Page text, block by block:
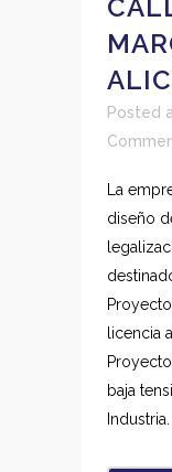
Posted
La
diseño
licencia
baja
Industria.